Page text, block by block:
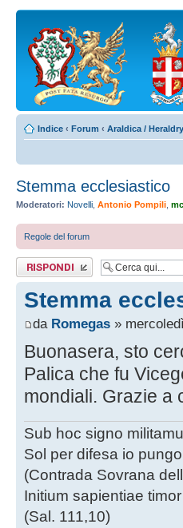
Indice ‹ Forum ‹ Araldica / Heraldry
Stemma ecclesiastico
Moderatori: Novelli Antonio Pompili
Regole del forum
Rispondi al
messaggio
Stemma
da Romegas »
Buonasera, sto
Palica che fu
mondiali. Grazie a
Sub hoc signo
Sol per difesa io pungo
(Contrada Sovrana
Initium sapientiae
(Sal. 111,10)